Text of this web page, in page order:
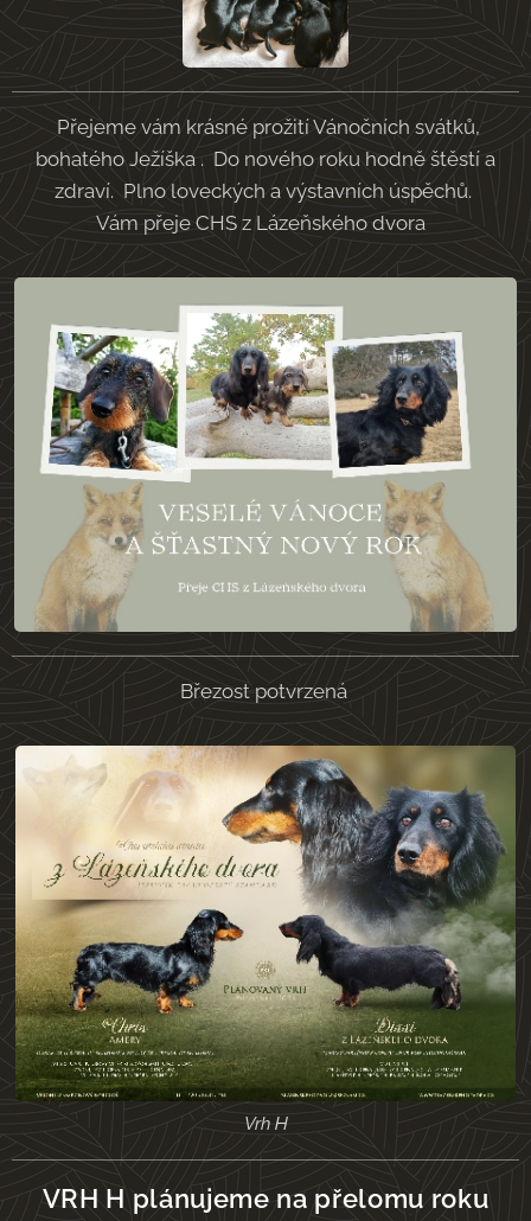
Přejeme vám krásné prožití Vánočních svátků,
bohatého Ježíška . Do nového roku hodně štěstí a
zdraví. Plno loveckých a výstavních úspěchů.
Vám přeje CHS z Lázeňského dvora
Březost potvrzená
Vrh H
VRH H plánujeme na přelomu roku